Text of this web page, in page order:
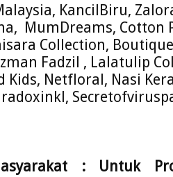
KancilBiru,
MumDreams, Cotton
Collection,
Fadzil , Lalatulip
Kids, Netfloral, Nasi
: Untuk